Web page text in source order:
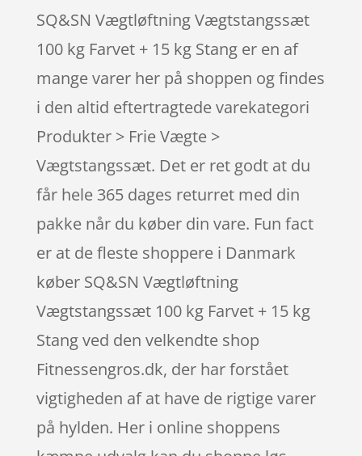
SQ&SN Vægtløftning Vægtstangssæt
100 kg Farvet + 15 kg Stang er en af
mange varer her på shoppen og findes
i den altid eftertragtede varekategori
Produkter > Frie Vægte >
Vægtstangssæt. Det er ret godt at du
får hele 365 dages returret med din
pakke når du køber din vare. Fun fact
er at de fleste shoppere i Danmark
køber SQ&SN Vægtløftning
Vægtstangssæt 100 kg Farvet + 15 kg
Stang ved den velkendte shop
Fitnessengros.dk, der har forstået
vigtigheden af at have de rigtige varer
på hylden. Her i online shoppens